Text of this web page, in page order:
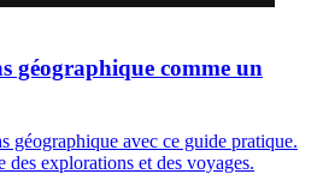
géographique comme un
géographique avec ce guide pratique.
des explorations et des voyages.